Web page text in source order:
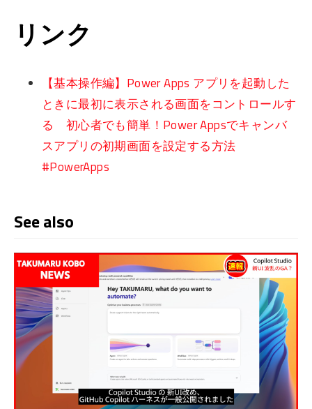
リンク
【基本操作編】Power Apps アプリを起動した
ときに最初に表示される画面をコントロールす
る 初心者でも簡単！Power Appsでキャンバ
スアプリの初期画面を設定する方法
#PowerApps
See also